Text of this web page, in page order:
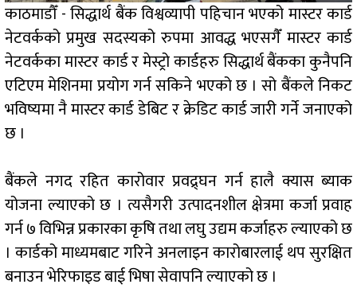
काठमाडौँ - सिद्धार्थ बैंक विश्वव्यापी पहिचान भएको मास्टर कार्ड
नेटवर्कको प्रमुख सदस्यको रुपमा आवद्ध भएसगैँ मास्टर कार्ड
नेटवर्कका मास्टर कार्ड र मेस्ट्रो कार्डहरु सिद्धार्थ बैंकका कुनैपनि
एटिएम मेशिनमा प्रयोग गर्न सकिने भएको छ । सो बैंकले निकट
भविष्यमा नै मास्टर कार्ड डेबिट र क्रेडिट कार्ड जारी गर्ने जनाएको
छ ।
बैंकले नगद रहित कारोवार प्रवद्र्घन गर्न हालै क्यास ब्याक
योजना ल्याएको छ । त्यसैगरी उत्पादनशील क्षेत्रमा कर्जा प्रवाह
गर्न ७ विभिन्न प्रकारका कृषि तथा लघु उद्यम कर्जाहरु ल्याएको छ
। कार्डको माध्यमबाट गरिने अनलाइन कारोबारलाई थप सुरक्षित
बनाउन भेरिफाइड बाई भिषा सेवापनि ल्याएको छ ।